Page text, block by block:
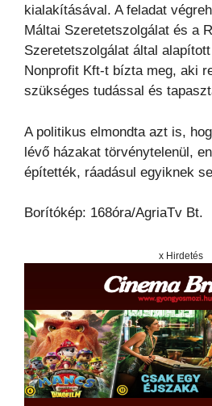
kialakításával. A feladat
Máltai Szeretetszolgálat és a
Szeretetszolgálat által
Nonprofit Kft-t bízta meg, aki
szükséges tudással és
A politikus elmondta azt is,
lévő házakat törvénytelenül,
építették, ráadásul egyiknek
Borítókép: 168óra/AgriaTv Bt.
x Hirdetés